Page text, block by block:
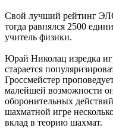
Свой лучший рейтинг
тогда равнялся 2500
учитель физики.
Юрай Николац изредка
старается
Гроссмейстер
малейшей возможности
оборонительных
шахматной игре
вклад в теорию шахмат.